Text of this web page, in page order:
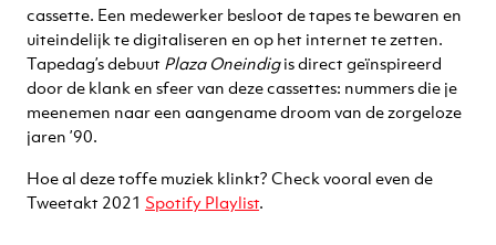
cassette. Een medewerker besloot de tapes te bewaren en
uiteindelijk te digitaliseren en op het internet te zetten.
Tapedag’s debuut Plaza Oneindigis direct geïnspireerd
door de klank en sfeer van deze cassettes: nummers die je
meenemen naar een aangename droom van de zorgeloze
jaren ’90.
Hoe al deze toffe muziek klinkt? Check vooral even de
Tweetakt 2021 Spotify Playlist.